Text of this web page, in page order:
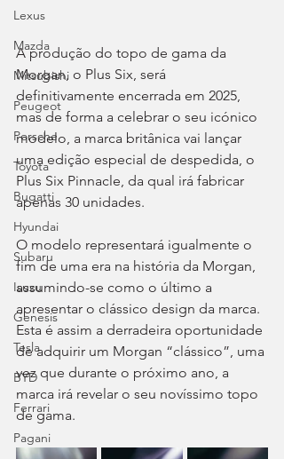
Lexus
Mazda
Mitsubishi
Peugeot
Porsche
Toyota
Bugatti
Hyundai
Subaru
Isuzu
Genesis
Tesla
BYD
Ferrari
Pagani
A produção do topo de gama da
Morgan, o Plus Six, será
definitivamente encerrada em 2025,
mas de forma a celebrar o seu icónico
modelo, a marca britânica vai lançar
uma edição especial de despedida, o
Plus Six Pinnacle, da qual irá fabricar
apenas 30 unidades.
O modelo representará igualmente o
fim de uma era na história da Morgan,
assumindo-se como o último a
apresentar o clássico design da marca.
Esta é assim a derradeira oportunidade
de adquirir um Morgan “clássico”, uma
vez que durante o próximo ano, a
marca irá revelar o seu novíssimo topo
de gama.